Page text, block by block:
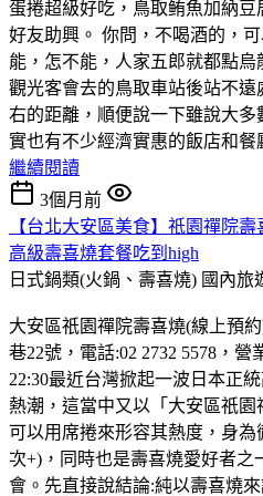
蛋捲超級好吃，鳥取鲔魚加納
好友助興。 你問，不喝酒的，
能，怎不能，人家五郎就都點
觀光客會去的鳥取車站後站不
右的距離，順便說一下雖說大
實也有不少經濟實惠的飯店和餐
繼續閱讀
3個月前
【台北大安區美食】祇園禪院
高級壽喜燒套餐吃到high
日式鍋類(火鍋、壽喜燒) 國內旅
大安區祇園禪院壽喜燒(線上預
巷22號，電話:02 2732 5578，營
22:30最近台灣掀起一波日本正
熱潮，這當中又以「大安區祇
可以用席捲來形容其熱度，身
次+)，同時也是壽喜燒愛好者之
會。先直接說結論:純以壽喜燒